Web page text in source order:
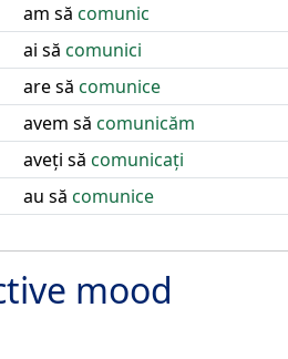
am să comunic
ai să comunici
are să comunice
avem să comunicăm
aveți să comunicați
au să comunice
mood